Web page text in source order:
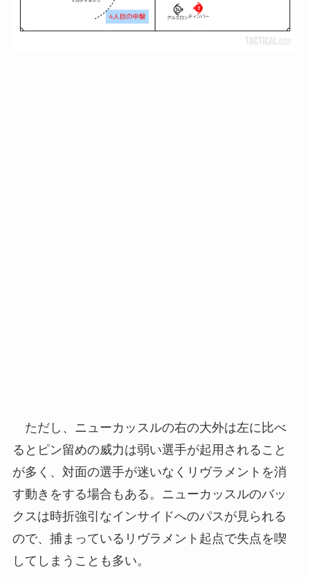
ただし、ニューカッスルの右の大外は左に比べ
るとピン留めの威力は弱い選手が起用されること
が多く、対面の選手が迷いなくリヴラメントを消
す動きをする場合もある。ニューカッスルのバッ
クスは時折強引なインサイドへのパスが見られる
ので、捕まっているリヴラメント起点で失点を喫
してしまうことも多い。